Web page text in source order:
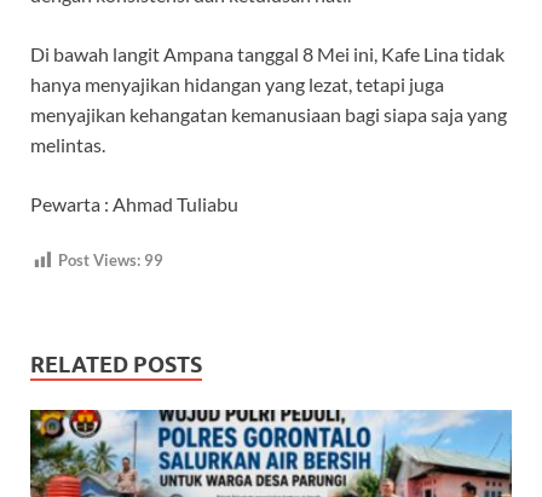
Di bawah langit Ampana tanggal 8 Mei ini, Kafe Lina tidak
hanya menyajikan hidangan yang lezat, tetapi juga
menyajikan kehangatan kemanusiaan bagi siapa saja yang
melintas.
Pewarta : Ahmad Tuliabu
Post Views: 99
RELATED POSTS